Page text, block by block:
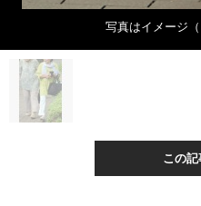
写真はイメージ
この